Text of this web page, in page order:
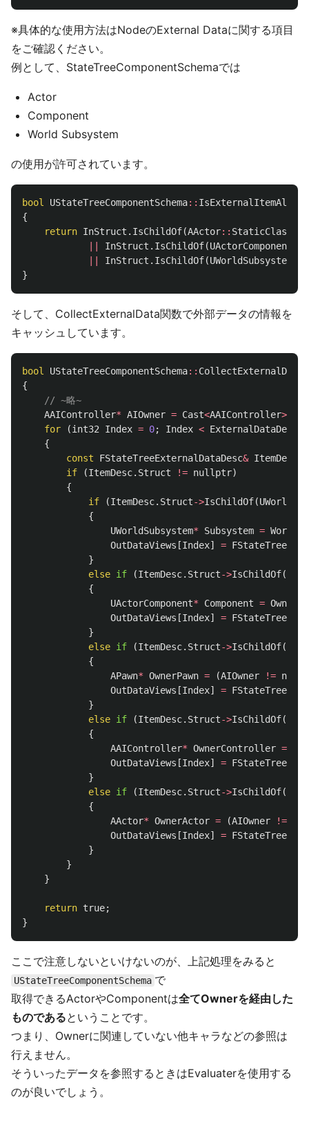
※具体的な使用方法はNodeのExternal Dataに関する項目
をご確認ください。
例として、StateTreeComponentSchemaでは
Actor
Component
World Subsystem
の使用が許可されています。
bool UStateTreeComponentSchema::
{
return InStruct . IsChildOf(AActor:: StaticClass
InStruct . IsChildOf(UActorComponent
InStruct . IsChildOf(UWorldSubsystem
}
そして、CollectExternalData関数で外部データの情報を
キャッシュしています。
bool UStateTreeComponentSchema:: CollectExternalData
{
// ~略~
AAIController* AIOwner = Cast<AAIController>
for
(int32 Index = 0; Index < ExternalDataDescs
{
const
FStateTreeExternalDataDesc& ItemDesc
if
(ItemDesc. Struct != nullptr)
{
if
(ItemDesc. Struct->IsChildOf(
{
UWorldSubsystem* Subsystem = World
OutDataViews [Index] =
}
else if (ItemDesc. Struct->IsChildOf(
{
UActorComponent* Component = Owner
OutDataViews [Index] =
}
else if (ItemDesc. Struct->IsChildOf(
{
APawn* OwnerPawn = (AIOwner !=
OutDataViews [Index] =
}
else if (ItemDesc. Struct->IsChildOf(
{
AAIController* OwnerController =
OutDataViews [Index] =
}
else if (ItemDesc. Struct->IsChildOf(
{
AActor* OwnerActor = (AIOwner !=
OutDataViews [Index] =
}
}
}
return true;
}
ここで注意しないといけないのが、上記処理をみると
UStateTreeComponentSchema で
取得できるActorやComponentは全てOwnerを経由した
ものであるということです。
つまり、Ownerに関連していない他キャラなどの参照は
行えません。
そういったデータを参照するときはEvaluaterを使用する
のが良いでしょう。